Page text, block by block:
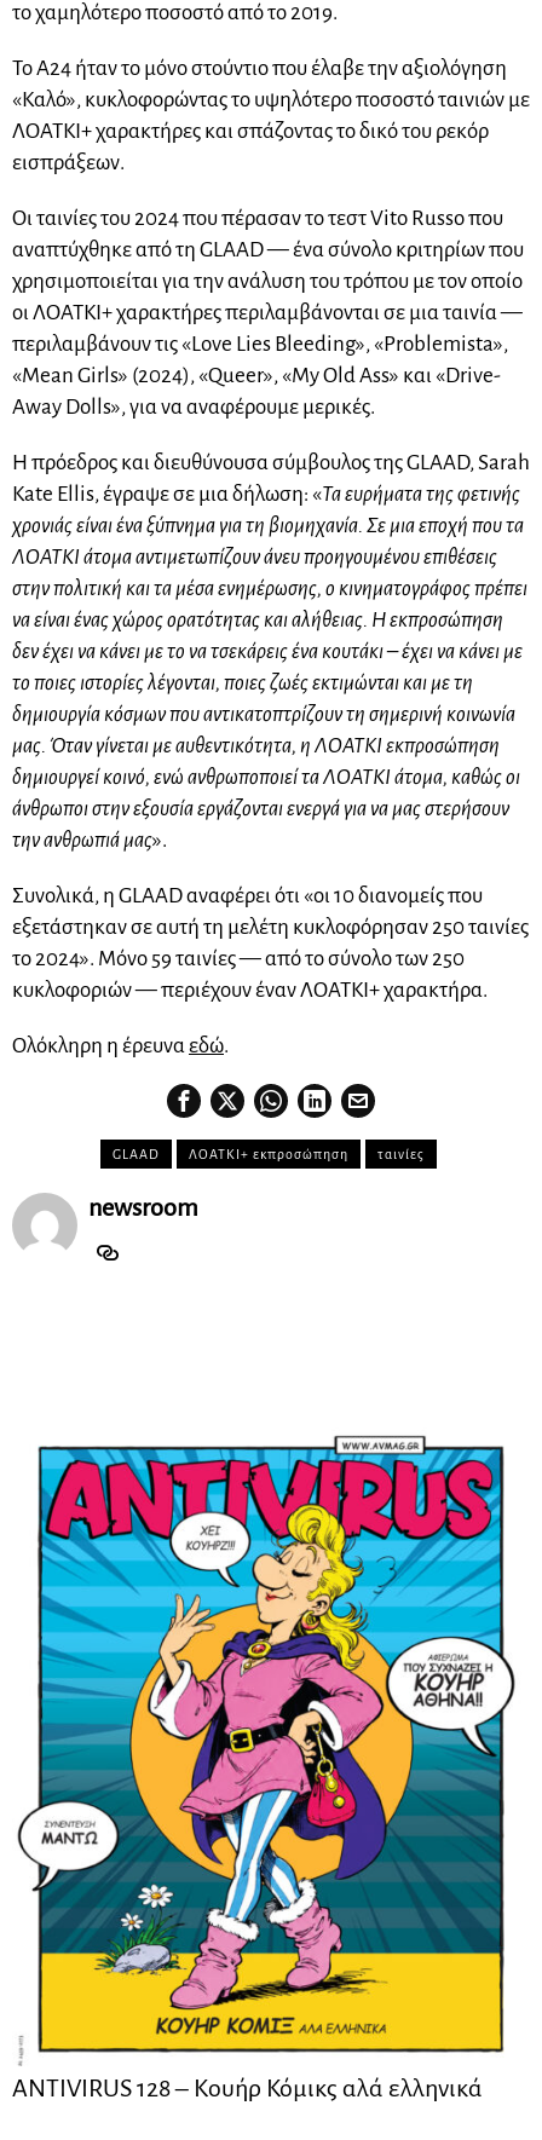
το χαμηλότερο ποσοστό από το 2019.
Το A24 ήταν το μόνο στούντιο που έλαβε την αξιολόγηση
«Καλό», κυκλοφορώντας το υψηλότερο ποσοστό ταινιών με
ΛΟΑΤΚΙ+ χαρακτήρες και σπάζοντας το δικό του ρεκόρ
εισπράξεων.
Οι ταινίες του 2024 που πέρασαν το τεστ Vito Russo που
αναπτύχθηκε από τη GLAAD — ένα σύνολο κριτηρίων που
χρησιμοποιείται για την ανάλυση του τρόπου με τον οποίο
οι ΛΟΑΤΚΙ+ χαρακτήρες περιλαμβάνονται σε μια ταινία —
περιλαμβάνουν τις «Love Lies Bleeding», «Problemista»,
«Mean Girls» (2024), «Queer», «My Old Ass» και «Drive-
Away Dolls», για να αναφέρουμε μερικές.
Η πρόεδρος και διευθύνουσα σύμβουλος της GLAAD, Sarah
Kate Ellis, έγραψε σε μια δήλωση: «Τα ευρήματα της φετινής
χρονιάς είναι ένα ξύπνημα για τη βιομηχανία. Σε μια εποχή που τα
ΛΟΑΤΚΙ άτομα αντιμετωπίζουν άνευ προηγουμένου επιθέσεις
στην πολιτική και τα μέσα ενημέρωσης, ο κινηματογράφος πρέπει
να είναι ένας χώρος ορατότητας και αλήθειας. Η εκπροσώπηση
δεν έχει να κάνει με το να τσεκάρεις ένα κουτάκι – έχει να κάνει με
το ποιες ιστορίες λέγονται, ποιες ζωές εκτιμώνται και με τη
δημιουργία κόσμων που αντικατοπτρίζουν τη σημερινή κοινωνία
μας. Όταν γίνεται με αυθεντικότητα, η ΛΟΑΤΚΙ εκπροσώπηση
δημιουργεί κοινό, ενώ ανθρωποποιεί τα ΛΟΑΤΚΙ άτομα, καθώς οι
άνθρωποι στην εξουσία εργάζονται ενεργά για να μας στερήσουν
την ανθρωπιά μας».
Συνολικά, η GLAAD αναφέρει ότι «οι 10 διανομείς που
εξετάστηκαν σε αυτή τη μελέτη κυκλοφόρησαν 250 ταινίες
το 2024». Μόνο 59 ταινίες — από το σύνολο των 250
κυκλοφοριών — περιέχουν έναν ΛΟΑΤΚΙ+ χαρακτήρα.
Ολόκληρη η έρευναεδώ.
GLAAD ΛΟΑΤΚΙ+ εκπροσώπηση ταινίες
newsroom
ANTIVIRUS 128 – Kουήρ Κόμικς αλά ελληνικά